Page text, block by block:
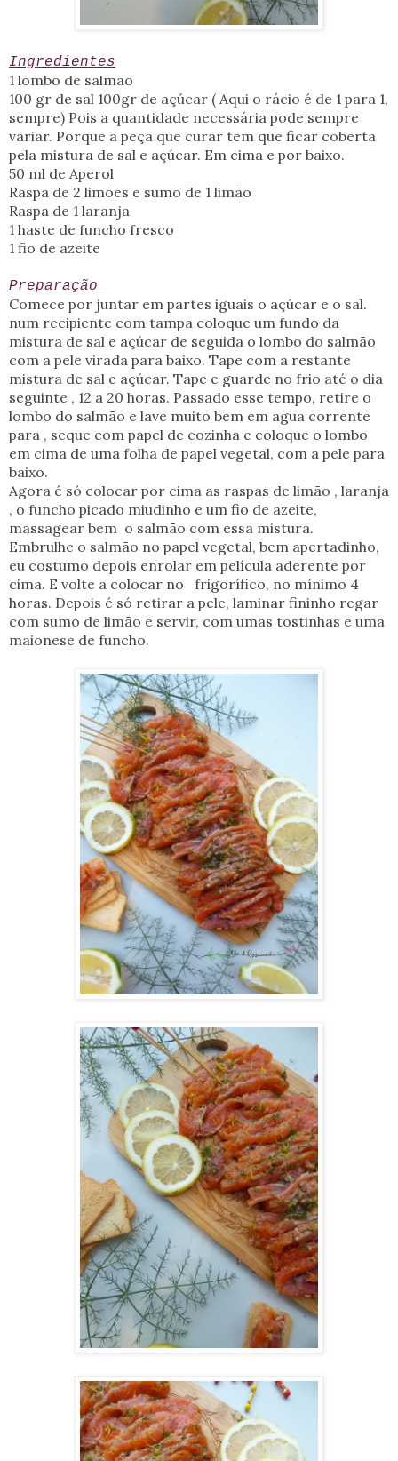
Ingredientes
1 lombo de salmão
100 gr de sal 100gr de açúcar ( Aqui o rácio é de 1 para 1,
sempre) Pois a quantidade necessária pode sempre
variar. Porque a peça que curar tem que ficar coberta
pela mistura de sal e açúcar. Em cima e por baixo.
50 ml de Aperol
Raspa de 2 limões e sumo de 1 limão
Raspa de 1 laranja
1 haste de funcho fresco
1 fio de azeite
Preparação
Comece por juntar em partes iguais o açúcar e o sal.
num recipiente com tampa coloque um fundo da
mistura de sal e açúcar de seguida o lombo do salmão
com a pele virada para baixo. Tape com a restante
mistura de sal e açúcar. Tape e guarde no frio até o dia
seguinte , 12 a 20 horas. Passado esse tempo, retire o
lombo do salmão e lave muito bem em agua corrente
para , seque com papel de cozinha e coloque o lombo
em cima de uma folha de papel vegetal, com a pele para
baixo.
Agora é só colocar por cima as raspas de limão , laranja
, o funcho picado miudinho e um fio de azeite,
massagear bem o salmão com essa mistura.
Embrulhe o salmão no papel vegetal, bem apertadinho,
eu costumo depois enrolar em película aderente por
cima. E volte a colocar no frigorífico, no mínimo 4
horas. Depois é só retirar a pele, laminar fininho regar
com sumo de limão e servir, com umas tostinhas e uma
maionese de funcho.